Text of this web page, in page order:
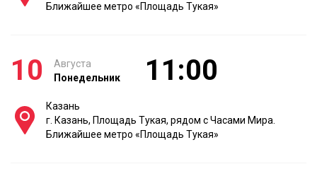
Ближайшее метро «Площадь Тукая»
10
Августа
Понедельник
11:00
Казань
г. Казань, Площадь Тукая, рядом с Часами Мира.
Ближайшее метро «Площадь Тукая»